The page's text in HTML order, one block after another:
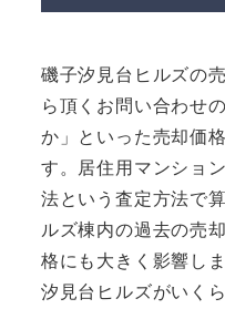
磯子汐見台ヒルズの
ら頂くお問い合わせ
か」といった売却価
す。居住用マンショ
法という査定方法で
ルズ棟内の過去の売
格にも大きく影響し
汐見台ヒルズがいく